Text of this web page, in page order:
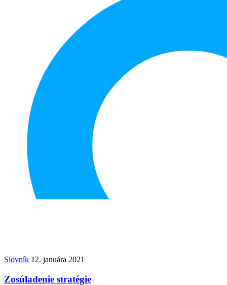
Slovník 12. januára 2021
Zosúladenie stratégie